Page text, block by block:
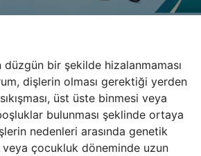
düzgün bir şekilde hizalanmaması
dişlerin olması gerektiği yerden
üst üste binmesi veya
bulunması şeklinde ortaya
nedenleri arasında genetik
çocukluk döneminde uzun